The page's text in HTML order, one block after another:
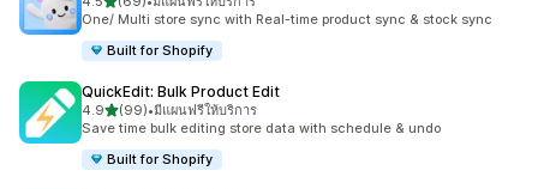
ทั้งหมด 69 รีวิว
One/ Multi store sync with Real-time product sync & stock sync
Built for Shopify
QuickEdit: Bulk Product Edit
4.9เต็ม 5 ดาว
(99)
ทั้งหมด 99 รีวิว
•มีแผนฟรีให้บริการ
Save time bulk editing store data with schedule & undo
Built for Shopify